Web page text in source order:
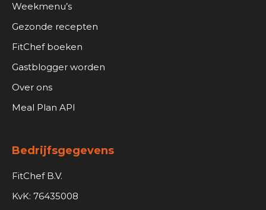
Weekmenu’s
Gezonde recepten
FitChef boeken
Gastblogger worden
Over ons
Meal Plan API
Bedrijfsgegevens
FitChef B.V.
KvK: 76435008